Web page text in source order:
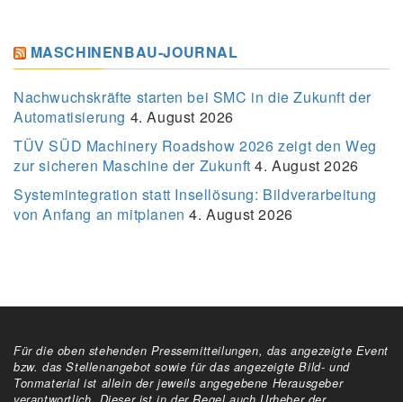
MASCHINENBAU-JOURNAL
Nachwuchskräfte starten bei SMC in die Zukunft der
Automatisierung 4. August 2026
TÜV SÜD Machinery Roadshow 2026 zeigt den Weg
zur sicheren Maschine der Zukunft 4. August 2026
Systemintegration statt Insellösung: Bildverarbeitung
von Anfang an mitplanen 4. August 2026
Für die oben stehenden Pressemitteilungen, das angezeigte Event
bzw. das Stellenangebot sowie für das angezeigte Bild- und
Tonmaterial ist allein der jeweils angegebene Herausgeber